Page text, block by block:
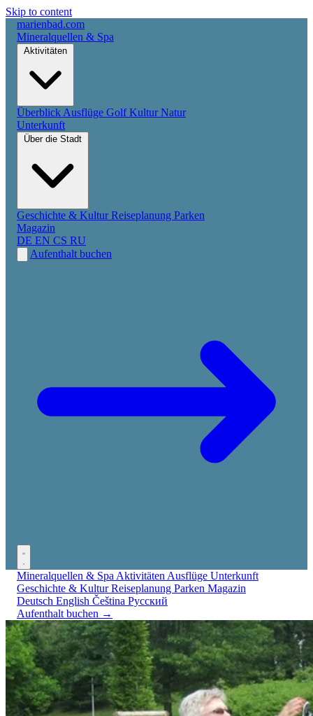
Skip to content
marienbad.com
Mineralquellen & Spa
Überblick Ausflüge GolfKulturNatur
Unterkunft
Geschichte & KulturReiseplanung Parken
Magazin
DE EN CS RU
Aufenthalt buchen
Mineralquellen & Spa Aktivitäten Ausflüge Unterkunft
Geschichte & KulturReiseplanung Parken Magazin
Deutsch English Čeština Русский
Aufenthalt buchen →